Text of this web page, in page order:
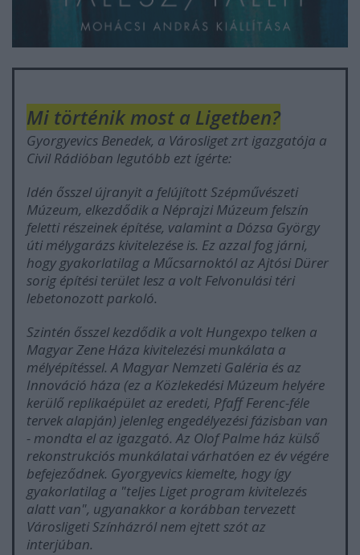
Mi történik most a Ligetben?
Gyorgyevics Benedek, a Városliget zrt igazgatója a
Civil Rádióban legutóbb ezt ígérte:
Idén ősszel újranyit a felújított Szépművészeti
Múzeum, elkezdődik a Néprajzi Múzeum felszín
feletti részeinek építése, valamint a Dózsa György
úti mélygarázs kivitelezése is. Ez azzal fog járni,
hogy gyakorlatilag a Műcsarnoktól az Ajtósi Dürer
sorig építési terület lesz a volt Felvonulási téri
lebetonozott parkoló.
Szintén ősszel kezdődik a volt Hungexpo telken a
Magyar Zene Háza kivitelezési munkálata a
mélyépítéssel. A Magyar Nemzeti Galéria és az
Innováció háza (ez a Közlekedési Múzeum helyére
kerülő replikaépület az eredeti, Pfaff Ferenc-féle
tervek alapján) jelenleg engedélyezési fázisban van
- mondta el az igazgató. Az Olof Palme ház külső
rekonstrukciós munkálatai várhatóen ez év végére
befejeződnek. Gyorgyevics kiemelte, hogy így
gyakorlatilag a "teljes Liget program kivitelezés
alatt van", ugyanakkor a korábban tervezett
Városligeti Színházról nem ejtett szót az
interjúban.